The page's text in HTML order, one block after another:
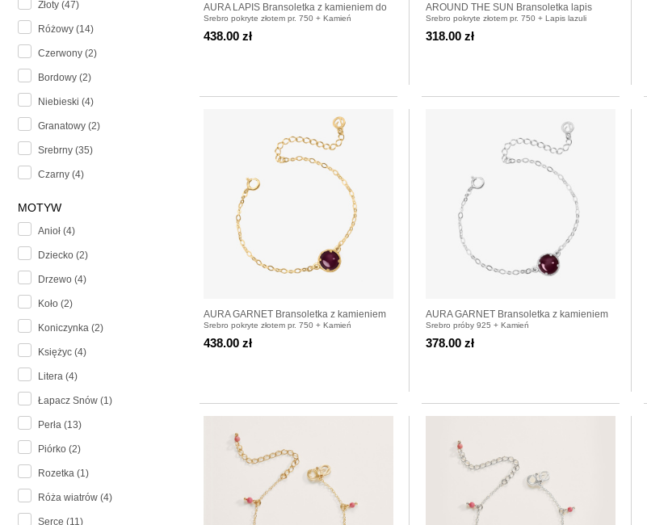
Złoty (47)
Różowy (14)
Czerwony (2)
Bordowy (2)
Niebieski (4)
Granatowy (2)
Srebrny (35)
Czarny (4)
MOTYW
Anioł (4)
Dziecko (2)
Drzewo (4)
Koło (2)
Koniczynka (2)
Księżyc (4)
Litera (4)
Łapacz Snów (1)
Perła (13)
Piórko (2)
Rozetka (1)
Róża wiatrów (4)
Serce (11)
AURA LAPIS Bransoletka z kamieniem do
wyboru pozłacana
Srebro pokryte złotem pr. 750 + Kamień
438.00 zł
AROUND THE SUN Bransoletka lapis
lazuli
Srebro pokryte złotem pr. 750 + Lapis lazuli
318.00 zł
AURA GARNET Bransoletka z kamieniem
do wyboru pozłacana
Srebro pokryte złotem pr. 750 + Kamień
438.00 zł
AURA GARNET Bransoletka z kamieniem
do wyboru srebrna
Srebro próby 925 + Kamień
378.00 zł